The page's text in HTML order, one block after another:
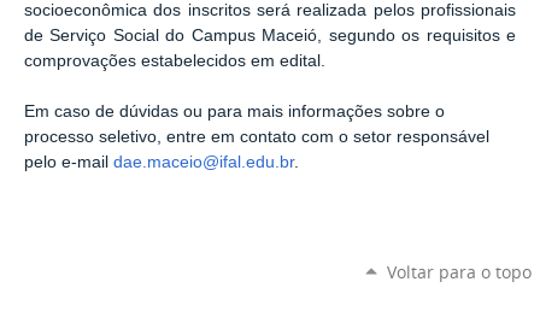
socioeconômica dos inscritos será realizada pelos profissionais
de Serviço Social do Campus Maceió, segundo os requisitos e
comprovações estabelecidos em edital.
Em caso de dúvidas ou para mais informações sobre o
processo seletivo, entre em contato com o setor responsável
pelo e-mail dae.maceio@ifal.edu.br.
Voltar para o topo